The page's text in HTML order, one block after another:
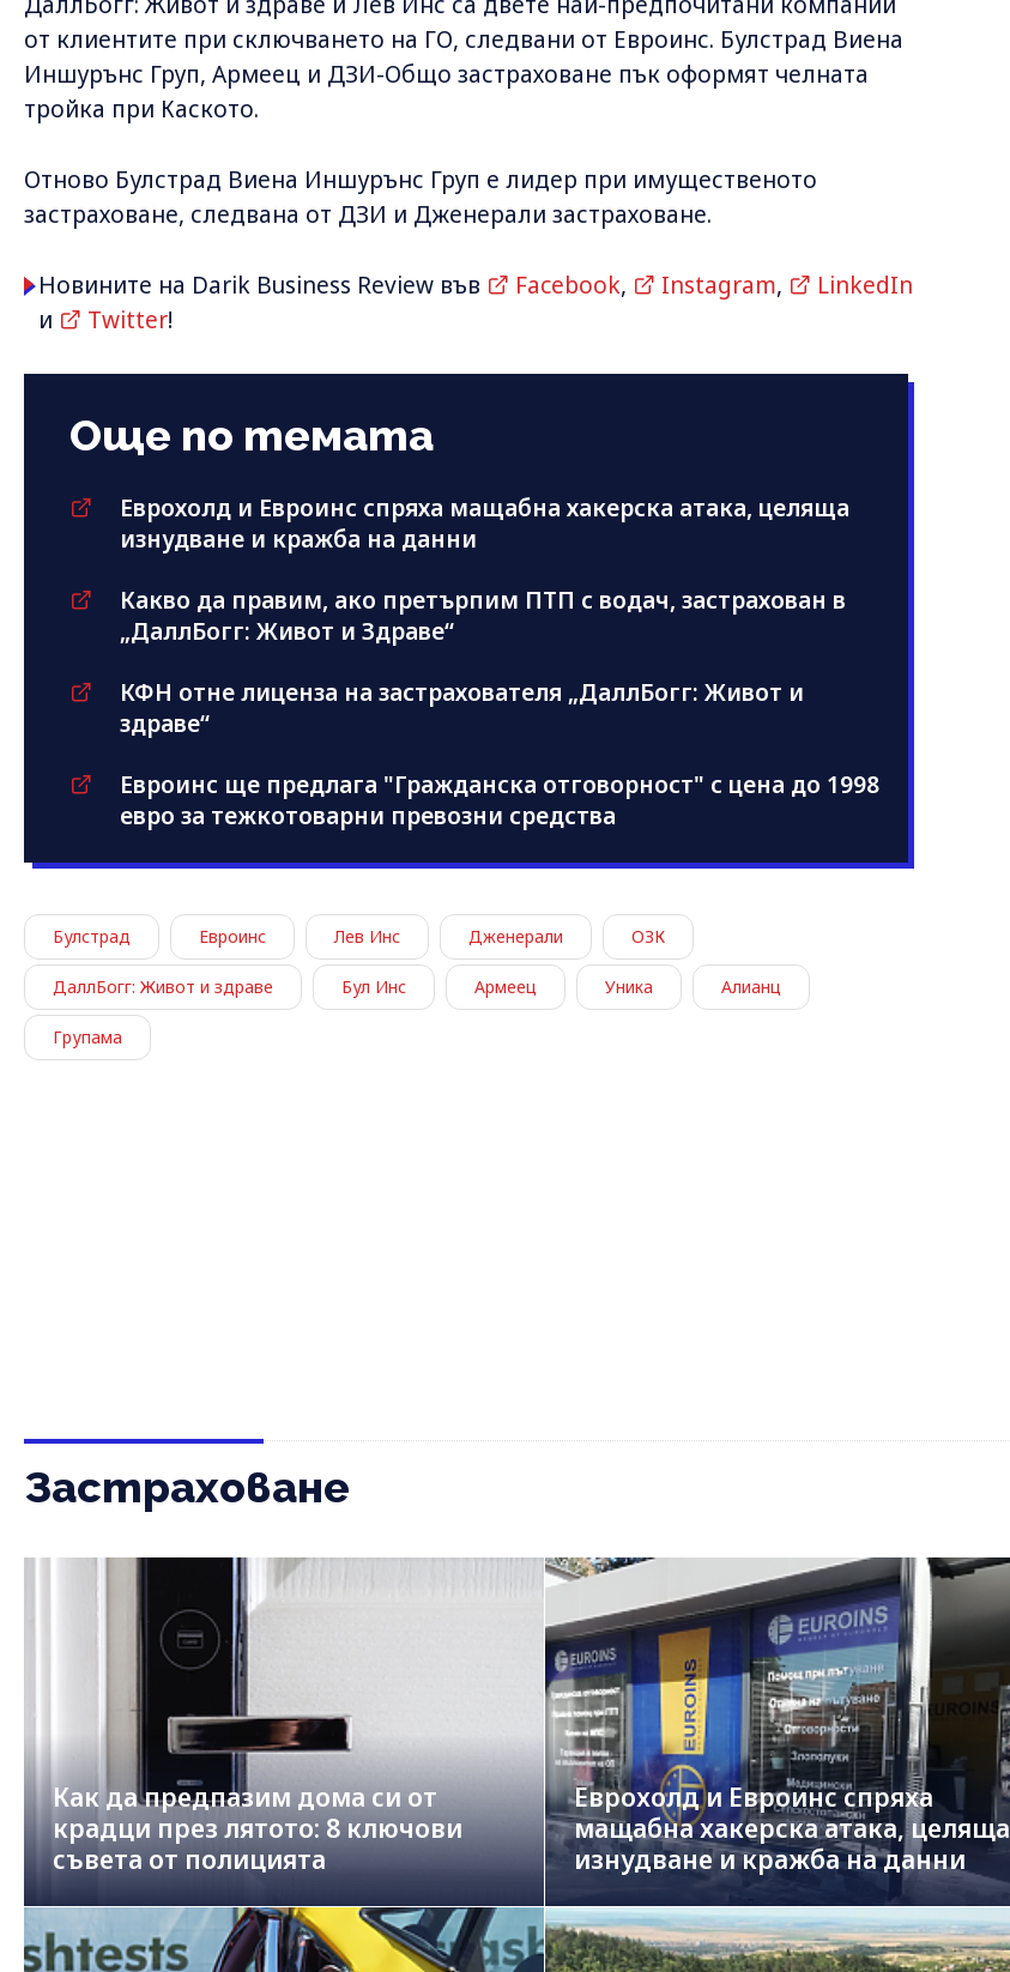
от клиентите при сключването на ГО, следвани от Евроинс. Булстрад Виена
Иншурънс Груп, Армеец и ДЗИ-Общо застраховане пък оформят челната
тройка при Каското.
Отново Булстрад Виена Иншурънс Груп е лидер при имущественото
застраховане, следвана от ДЗИ и Дженерали застраховане.
Новините на Darik Business Review във Facebook, Instagram,
LinkedIn
и
Twitter!
Още по темата
Еврохолд и Евроинс спряха мащабна хакерска атака, целяща
изнудване и кражба на данни
Какво да правим, ако претърпим ПТП с водач, застрахован в
„ДаллБогг: Живот и Здраве“
КФН отне лиценза на застрахователя „ДаллБогг: Живот и
здраве“
Евроинс ще предлага "Гражданска отговорност" с цена до 1998
евро за тежкотоварни превозни средства
Булстрад Евроинс Лев Инс Дженерали ОЗК
ДаллБогг: Живот и здраве Бул Инс Армеец Уника Алианц
Групама
Застраховане
Как да предпазим дома си от
крадци през лятото: 8 ключови
съвета от полицията
Еврохолд и Евроинс спряха
мащабна хакерска атака, целяща
изнудване и кражба на данни